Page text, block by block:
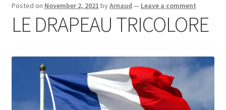
Blog
Checkout
Contact
Posted on November 2, 2021 byArnaud — Leave a comment
LE DRAPEAU TRICOLORE